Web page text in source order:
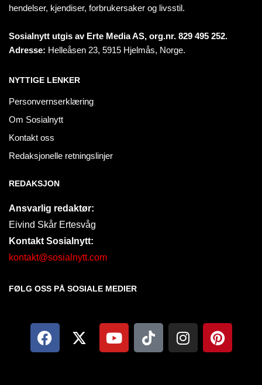
hendelser, kjendiser, forbrukersaker og livsstil.
Sosialnytt utgis av Erte Media AS, org.nr. 829 495 252.
Adresse: Helleåsen 23, 5915 Hjelmås, Norge.
NYTTIGE LENKER
Personvernserklæring
Om Sosialnytt
Kontakt oss
Redaksjonelle retningslinjer
REDAKSJON
Ansvarlig redaktør:
Eivind Skår Ertesvåg
Kontakt Sosialnytt:
kontakt@sosialnytt.com
FØLG OSS PÅ SOSIALE MEDIER​